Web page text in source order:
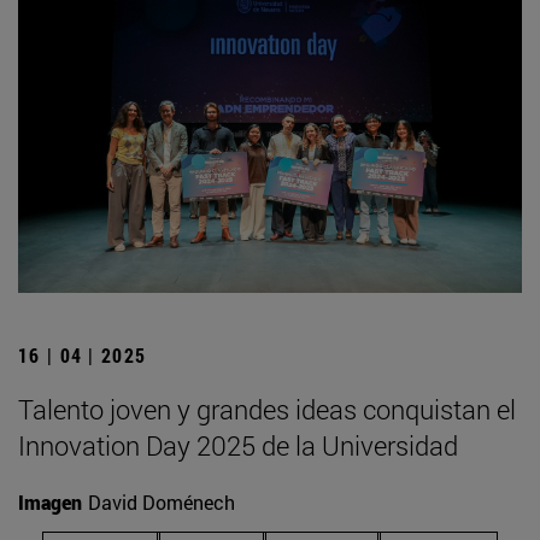
16 | 04 | 2025
Talento joven y grandes ideas conquistan el
Innovation Day 2025 de la Universidad
Imagen David Doménech